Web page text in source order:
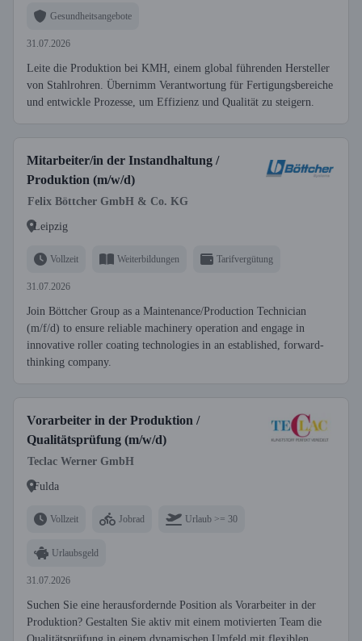
Gesundheitsangebote
31.07.2026
Leite die Produktion bei KMH, einem global führenden Hersteller
von Stahlrohren. Übernimm Verantwortung für Fertigungsbereiche
und entwickle Prozesse, um Effizienz und Qualität zu steigern.
Mitarbeiter/in der Instandhaltung /
Produktion (m/w/d)
Felix Böttcher GmbH & Co. KG
Leipzig
Vollzeit Weiterbildungen Tarifvergütung
31.07.2026
Join Böttcher Group as a Maintenance/Production Technician
(m/f/d) to ensure reliable machinery operation and engage in
innovative roller coating technologies in an established, forward-
thinking company.
Vorarbeiter in der Produktion /
Qualitätsprüfung (m/w/d)
Teclac Werner GmbH
Fulda
Vollzeit Jobrad Urlaub >= 30
Urlaubsgeld
31.07.2026
Suchen Sie eine herausfordernde Position als Vorarbeiter in der
Produktion? Gestalten Sie aktiv mit einem motivierten Team die